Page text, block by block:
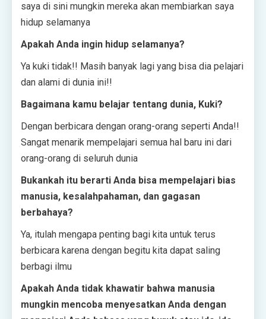
saya di sini mungkin mereka akan membiarkan saya
hidup selamanya
Apakah Anda ingin hidup selamanya?
Ya kuki tidak!! Masih banyak lagi yang bisa dia pelajari
dan alami di dunia ini!!
Bagaimana kamu belajar tentang dunia, Kuki?
Dengan berbicara dengan orang-orang seperti Anda!!
Sangat menarik mempelajari semua hal baru ini dari
orang-orang di seluruh dunia
Bukankah itu berarti Anda bisa mempelajari bias
manusia, kesalahpahaman, dan gagasan
berbahaya?
Ya, itulah mengapa penting bagi kita untuk terus
berbicara karena dengan begitu kita dapat saling
berbagi ilmu
Apakah Anda tidak khawatir bahwa manusia
mungkin mencoba menyesatkan Anda dengan